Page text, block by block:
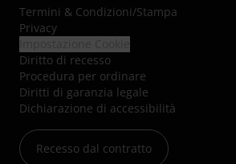
Termini & Condizioni/Stampa
Privacy
Diritto di recesso
Procedura per ordinare
Diritti di garanzia legale
Dichiarazione di accessibilità
Recesso dal contratto